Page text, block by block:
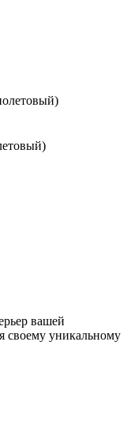
вашей
своему уникальному